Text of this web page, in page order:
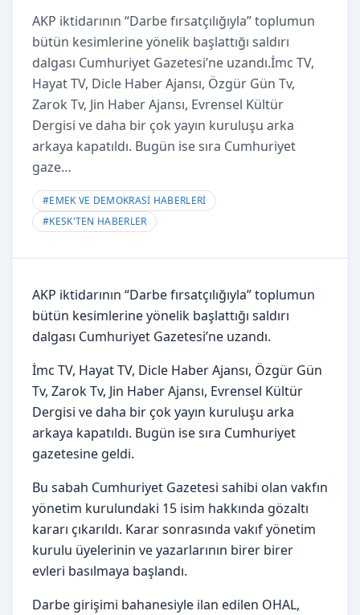
AKP iktidarının “Darbe fırsatçılığıyla” toplumun
bütün kesimlerine yönelik başlattığı saldırı
dalgası Cumhuriyet Gazetesi’ne uzandı.İmc TV,
Hayat TV, Dicle Haber Ajansı, Özgür Gün Tv,
Zarok Tv, Jin Haber Ajansı, Evrensel Kültür
Dergisi ve daha bir çok yayın kuruluşu arka
arkaya kapatıldı. Bugün ise sıra Cumhuriyet
gaze…
#EMEK VE DEMOKRASİ HABERLERİ
#KESK'TEN HABERLER
AKP iktidarının “Darbe fırsatçılığıyla” toplumun
bütün kesimlerine yönelik başlattığı saldırı
dalgası Cumhuriyet Gazetesi’ne uzandı.
İmc TV, Hayat TV, Dicle Haber Ajansı, Özgür Gün
Tv, Zarok Tv, Jin Haber Ajansı, Evrensel Kültür
Dergisi ve daha bir çok yayın kuruluşu arka
arkaya kapatıldı. Bugün ise sıra Cumhuriyet
gazetesine geldi.
Bu sabah Cumhuriyet Gazetesi sahibi olan vakfın
yönetim kurulundaki 15 isim hakkında gözaltı
kararı çıkarıldı. Karar sonrasında vakıf yönetim
kurulu üyelerinin ve yazarlarının birer birer
evleri basılmaya başlandı.
Darbe girişimi bahanesiyle ilan edilen OHAL,